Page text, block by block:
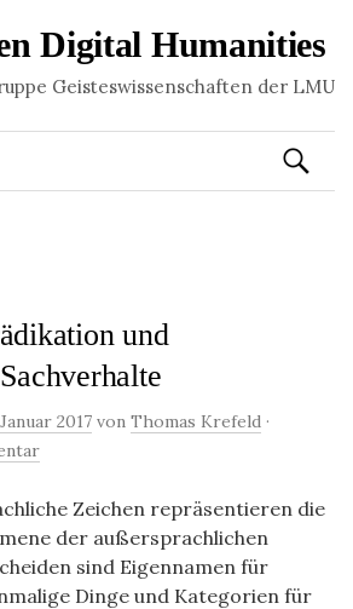
Digital Humanities
Geisteswissenschaften der LMU
Suchen
nach:
und
2017 von Thomas Krefeld ·
Zeichen repräsentieren die
der außersprachlichen
sind Eigennamen für
Dinge und Kategorien für